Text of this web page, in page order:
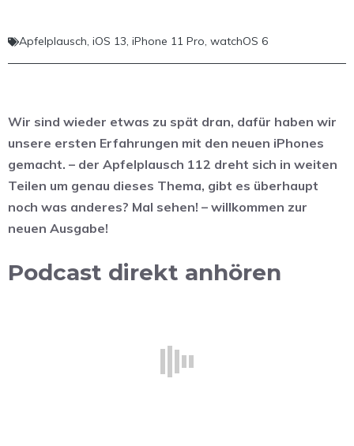
Apfelplausch, iOS 13, iPhone 11 Pro, watchOS 6
Wir sind wieder etwas zu spät dran, dafür haben wir
unsere ersten Erfahrungen mit den neuen iPhones
gemacht. – der Apfelplausch 112 dreht sich in weiten
Teilen um genau dieses Thema, gibt es überhaupt
noch was anderes? Mal sehen! – willkommen zur
neuen Ausgabe!
Podcast direkt anhören